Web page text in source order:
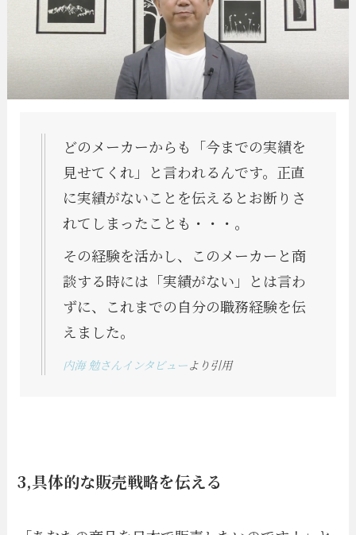
どのメーカーからも「今までの実績を
見せてくれ」と言われるんです。正直
に実績がないことを伝えるとお断りさ
れてしまったことも・・・。
その経験を活かし、このメーカーと商
談する時には「実績がない」とは言わ
ずに、これまでの自分の職務経験を伝
えました。
内海 勉さんインタビューより引用
3,具体的な販売戦略を伝える